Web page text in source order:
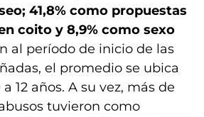
41,8% como propuestas
coito y 8,9% como sexo
al período de inicio de las
el promedio se ubica
12 años. A su vez, más de
tuvieron como